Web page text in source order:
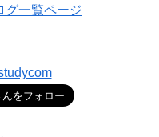
グ一覧ページ